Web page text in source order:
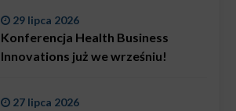
29 lipca 2026
Konferencja Health Business
Innovations już we wrześniu!
27 lipca 2026